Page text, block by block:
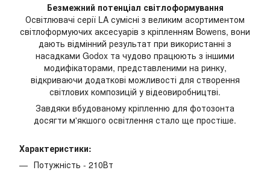
Безмежний потенціал світлоформування
Освітлювачі серії LA сумісні з великим асортиментом
світлоформуючих аксесуарів з кріпленням Bowens, вони
дають відмінний результат при використанні з
насадками Godox та чудово працюють з іншими
модифікаторами, представленими на ринку,
відкриваючи додаткові можливості для створення
світлових композицій у відеовиробництві.
Завдяки вбудованому кріпленню для фотозонта
досягти м'якшого освітлення стало ще простіше.
Характеристики:
Потужність - 210Вт